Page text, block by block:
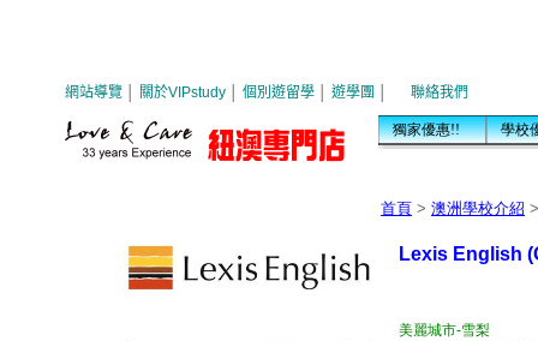
首頁 > 澳洲學校介紹
Lexis English
美麗城市-雪梨